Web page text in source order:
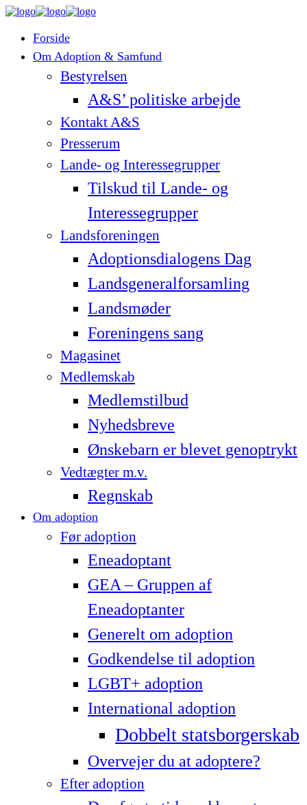
Forside
Om Adoption & Samfund
Bestyrelsen
A&S’ politiske arbejde
Kontakt A&S
Presserum
Lande- og Interessegrupper
Tilskud til Lande- og
Interessegrupper
Landsforeningen
Adoptionsdialogens Dag
Landsgeneralforsamling
Landsmøder
Foreningens sang
Magasinet
Medlemskab
Medlemstilbud
Nyhedsbreve
Ønskebarn er blevet genoptrykt
Vedtægter m.v.
Regnskab
Om adoption
Før adoption
Eneadoptant
GEA – Gruppen af
Eneadoptanter
Generelt om adoption
Godkendelse til adoption
LG­BT+ adoption
International adoption
Dobbelt statsborgerskab
Overvejer du at adoptere?
Efter adoption